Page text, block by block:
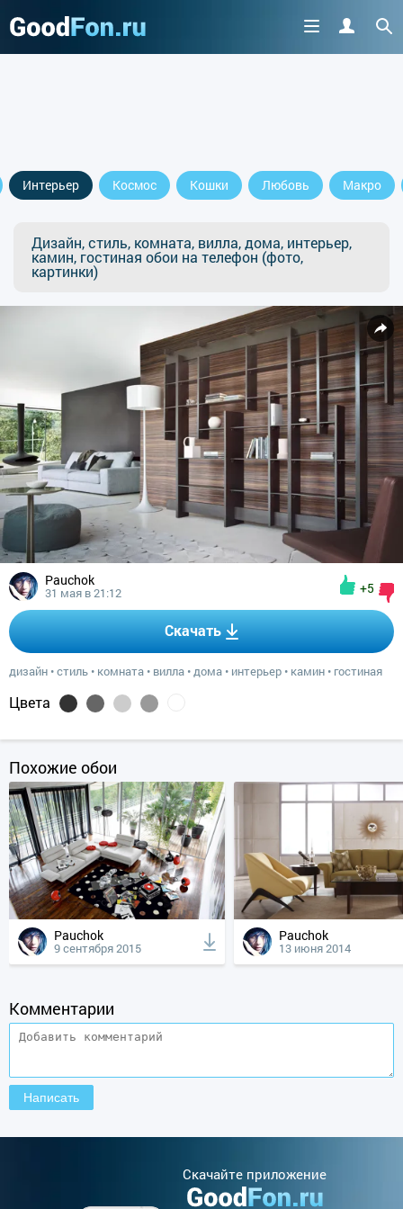
Интерьер Космос Кошки Любовь Макро
Дизайн, стиль, комната, вилла, дома, интерьер,
камин, гостиная обои на телефон (фото,
картинки)
Pauchok
31 мая в 21:12 +5
Скачать
дизайн •стиль • комната • вилла •дома • интерьер • камин • гостиная
Цвета
Похожие обои
Pauchok
9 сентября 2015
Pauchok
13 июня 2014
Комментарии
Cкачайте приложение